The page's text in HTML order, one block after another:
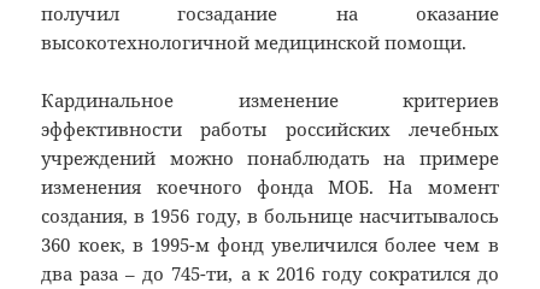
получил госзадание на оказание
высокотехнологичной медицинской помощи.
Кардинальное изменение критериев
эффективности работы российских лечебных
учреждений можно понаблюдать на примере
изменения коечного фонда МОБ. На момент
создания, в 1956 году, в больнице насчитывалось
360 коек, в 1995-м фонд увеличился более чем в
два раза – до 745-ти, а к 2016 году сократился до